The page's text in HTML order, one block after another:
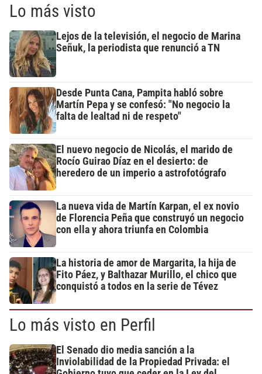
Lo más visto
Lejos de la televisión, el negocio de Marina
Señuk, la periodista que renunció a TN
Desde Punta Cana, Pampita habló sobre
Martín Pepa y se confesó: "No negocio la
falta de lealtad ni de respeto"
El nuevo negocio de Nicolás, el marido de
Rocío Guirao Díaz en el desierto: de
heredero de un imperio a astrofotógrafo
La nueva vida de Martín Karpan, el ex novio
de Florencia Peña que construyó un negocio
con ella y ahora triunfa en Colombia
La historia de amor de Margarita, la hija de
Fito Páez, y Balthazar Murillo, el chico que
conquistó a todos en la serie de Tévez
Lo más visto en Perfil
El Senado dio media sanción a la
Inviolabilidad de la Propiedad Privada: el